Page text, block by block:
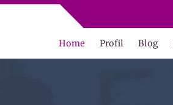
Home Profil Blog